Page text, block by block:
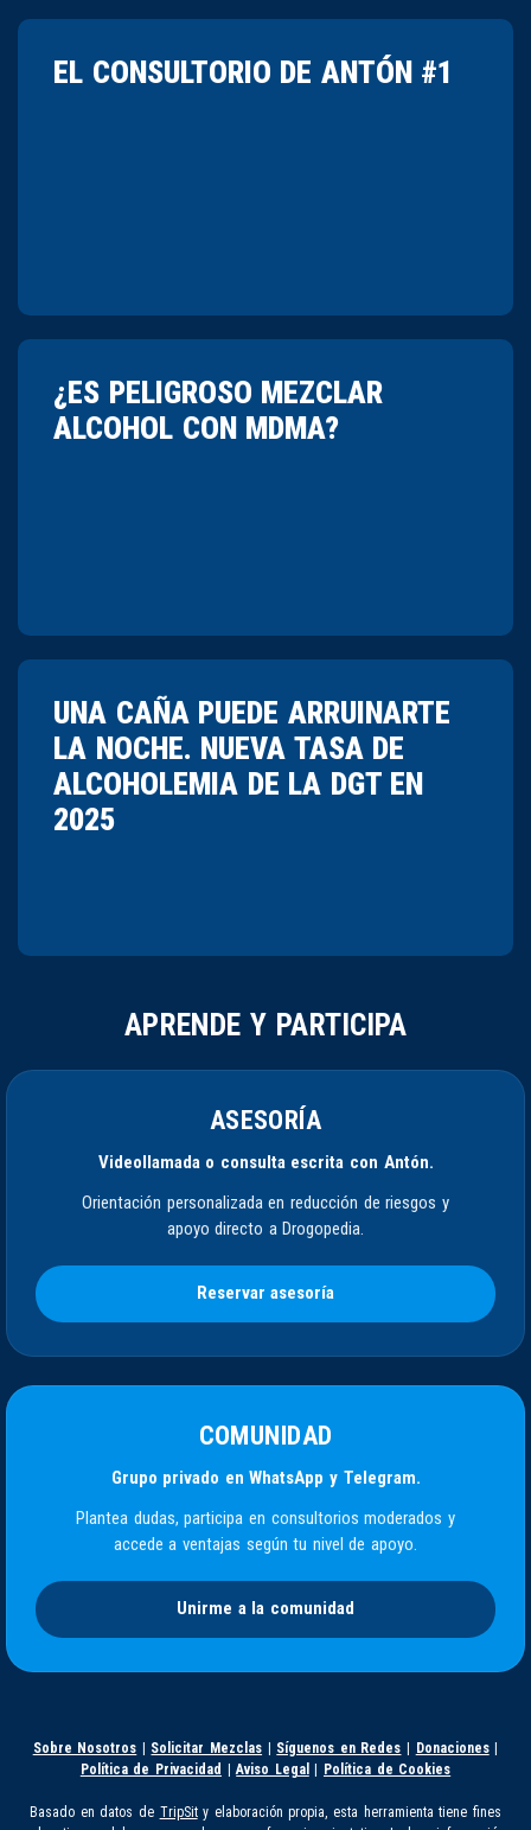
EL CONSULTORIO DE ANTÓN #1
¿ES PELIGROSO MEZCLAR
ALCOHOL CON MDMA?
UNA CAÑA PUEDE ARRUINARTE
LA NOCHE. NUEVA TASA DE
ALCOHOLEMIA DE LA DGT EN
2025
APRENDE Y PARTICIPA
ASESORÍA
Videollamada o consulta escrita con Antón.
Orientación personalizada en reducción de riesgos y
apoyo directo a Drogopedia.
Reservar asesoría
COMUNIDAD
Grupo privado en WhatsApp y Telegram.
Plantea dudas, participa en consultorios moderados y
accede a ventajas según tu nivel de apoyo.
Unirme a la comunidad
Sobre Nosotros | Solicitar Mezclas | Síguenos en Redes | Donaciones|
Política de Privacidad |Aviso Legal | Política de Cookies
Basado en datos de TripSity elaboración propia, esta herramienta tiene fines